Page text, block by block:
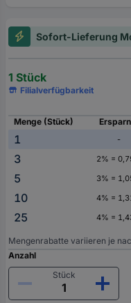
Sofort-Lieferung
1 Stück
Filialverfügbarkeit
Menge (Stück)
1 -
3
2% =
5
3% =
10
4% =
25
4% =
Mengenrabatte variieren je
Anzahl
Stück